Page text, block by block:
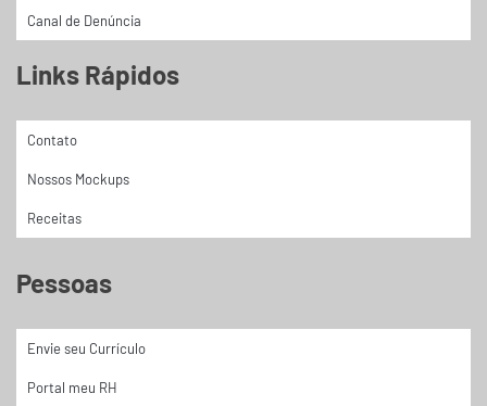
Canal de Denúncia
Links Rápidos
Contato
Nossos Mockups
Receitas
Pessoas
Envie seu Currículo
Portal meu RH